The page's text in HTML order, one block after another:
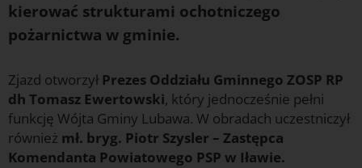
kierować strukturami ochotniczego
pożarnictwa w gminie.
Zjazd otworzył Prezes Oddziału Gminnego ZOSP RP
dh Tomasz Ewertowski, który jednocześnie pełni
funkcję Wójta Gminy Lubawa. W obradach uczestniczył
również mł. bryg. Piotr Szysler – Zastępca
Komendanta Powiatowego PSP w Iławie.